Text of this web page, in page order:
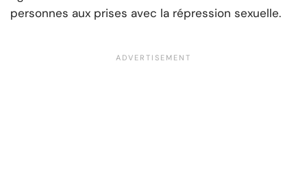
personnes aux prises avec la répression sexuelle.